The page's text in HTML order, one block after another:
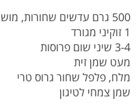
500 גרם עדשים שחורות, מושרות לפחות 12 שעות
1 זוקיני מגורד
3-4 שיני שום פרוסות
מעט שמן זית
מלח, פלפל שחור גרוס טרי
שמן צמחי לטיגון